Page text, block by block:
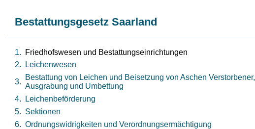
Bestattungsgesetz Saarland
Friedhofswesen und Bestattungseinrichtungen
Leichenwesen
Bestattung von Leichen und Beisetzung von Aschen Verstorbener,
Ausgrabung und Umbettung
Leichenbeförderung
Sektionen
Ordnungswidrigkeiten und Verordnungsermächtigung